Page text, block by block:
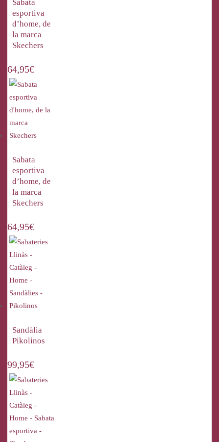
Sabata
esportiva
d’home, de
la marca
Skechers
64,95€
Sabata
esportiva
d’home, de
la marca
Skechers
64,95€
Sandàlia
Pikolinos
99,95€